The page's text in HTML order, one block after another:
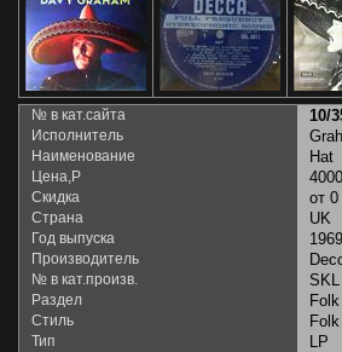
№ в кат.сайта 10/
Исполнитель
Наименование Hat
Цена,Р
Скидка от
Страна UK
Год выпуска 1969
Производитель
№ в кат.произв. SKL
Раздел Folk
Стиль Folk
Тип LP